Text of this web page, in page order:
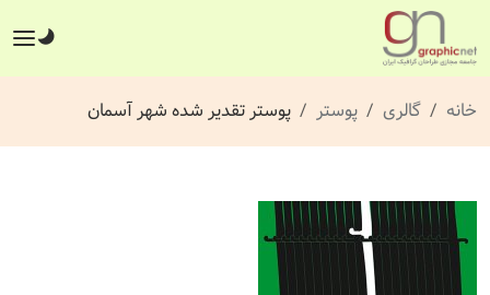
خانه گالری پوستر پوستر تقدیر شده شهر آسمان